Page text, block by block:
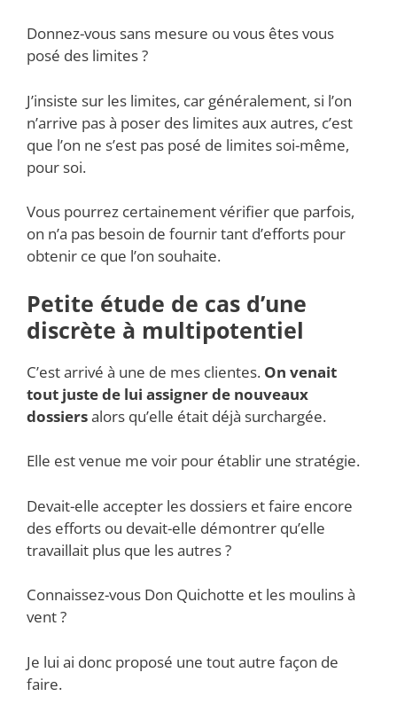
Donnez-vous sans mesure ou vous êtes vous
posé des limites ?
J’insiste sur les limites, car généralement, si l’on
n’arrive pas à poser des limites aux autres, c’est
que l’on ne s’est pas posé de limites soi-même,
pour soi.
Vous pourrez certainement vérifier que parfois,
on n’a pas besoin de fournir tant d’efforts pour
obtenir ce que l’on souhaite.
Petite étude de cas d’une
discrète à multipotentiel
C’est arrivé à une de mes clientes. On venait
tout juste de lui assigner de nouveaux
dossiersalors qu’elle était déjà surchargée.
Elle est venue me voir pour établir une stratégie.
Devait-elle accepter les dossiers et faire encore
des efforts ou devait-elle démontrer qu’elle
travaillait plus que les autres ?
Connaissez-vous Don Quichotte et les moulins à
vent ?
Je lui ai donc proposé une tout autre façon de
faire.